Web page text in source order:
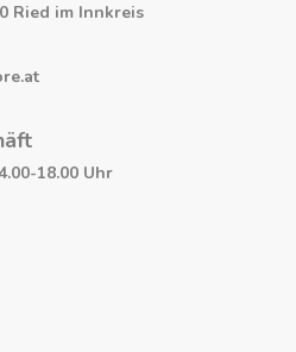
Ried im Innkreis
18.00 Uhr